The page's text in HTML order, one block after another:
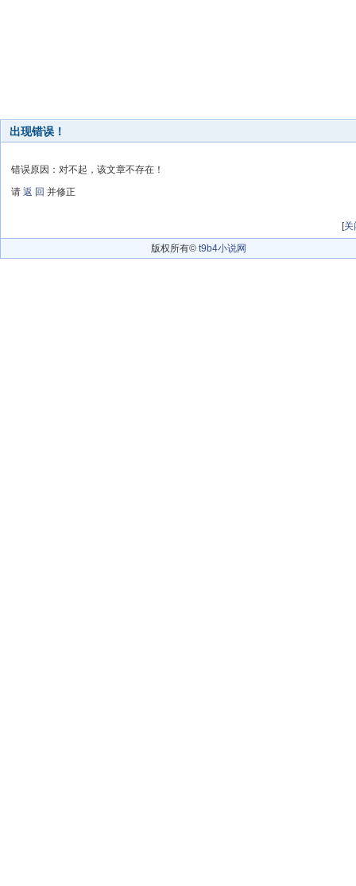
出现错误！
错误原因：对不起，该文章不存在！
请 返 回 并修正
[关
版权所有© t9b4小说网